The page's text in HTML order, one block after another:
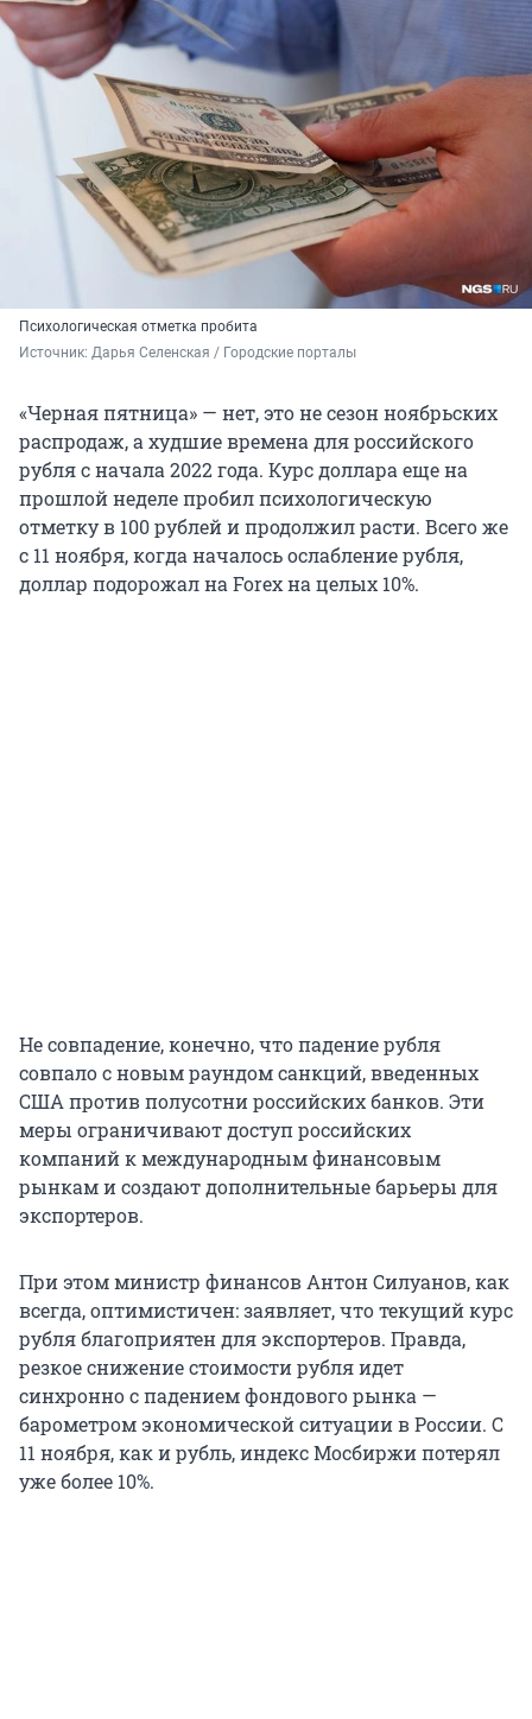
Психологическая отметка пробита
Источник: Дарья Селенская / Городские порталы
«Черная пятница» — нет, это не сезон ноябрьских
распродаж, а худшие времена для российского
рубля с начала 2022 года. Курс доллара еще на
прошлой неделе пробил психологическую
отметку в 100 рублей и продолжил расти. Всего же
с 11 ноября, когда началось ослабление рубля,
доллар подорожал на Forex на целых 10%.
Не совпадение, конечно, что падение рубля
совпало с новым раундом санкций, введенных
США против полусотни российских банков. Эти
меры ограничивают доступ российских
компаний к международным финансовым
рынкам и создают дополнительные барьеры для
экспортеров.
При этом министр финансов Антон Силуанов, как
всегда, оптимистичен: заявляет, что текущий курс
рубля благоприятен для экспортеров. Правда,
резкое снижение стоимости рубля идет
синхронно с падением фондового рынка —
барометром экономической ситуации в России. С
11 ноября, как и рубль, индекс Мосбиржи потерял
уже более 10%.